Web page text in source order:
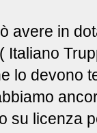
avere in
Italiano
lo devono
su licenza